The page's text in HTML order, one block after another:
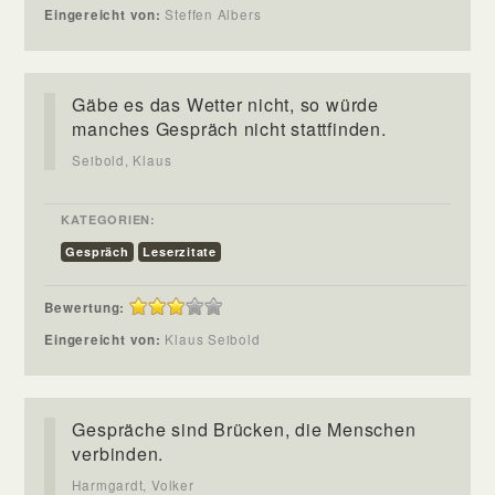
Eingereicht von:Steffen Albers
Gäbe es das Wetter nicht, so würde
manches Gespräch nicht stattfinden.
Seibold, Klaus
KATEGORIEN:
Gespräch
Leserzitate
Bewertung:
Eingereicht von: Klaus Seibold
Gespräche sind Brücken, die Menschen
verbinden.
Harmgardt, Volker